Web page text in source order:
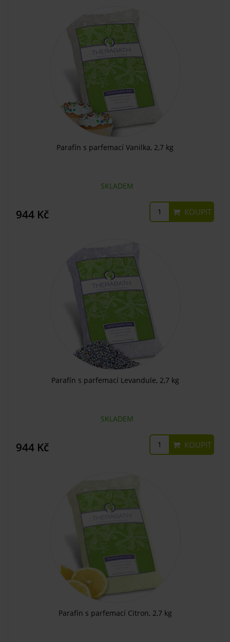
Parafín s parfemací Vanilka, 2,7 kg
SKLADEM
944 Kč KOUPIT
Parafín s parfemací Levandule, 2,7 kg
SKLADEM
944 Kč KOUPIT
Parafín s parfemací Citron, 2,7 kg